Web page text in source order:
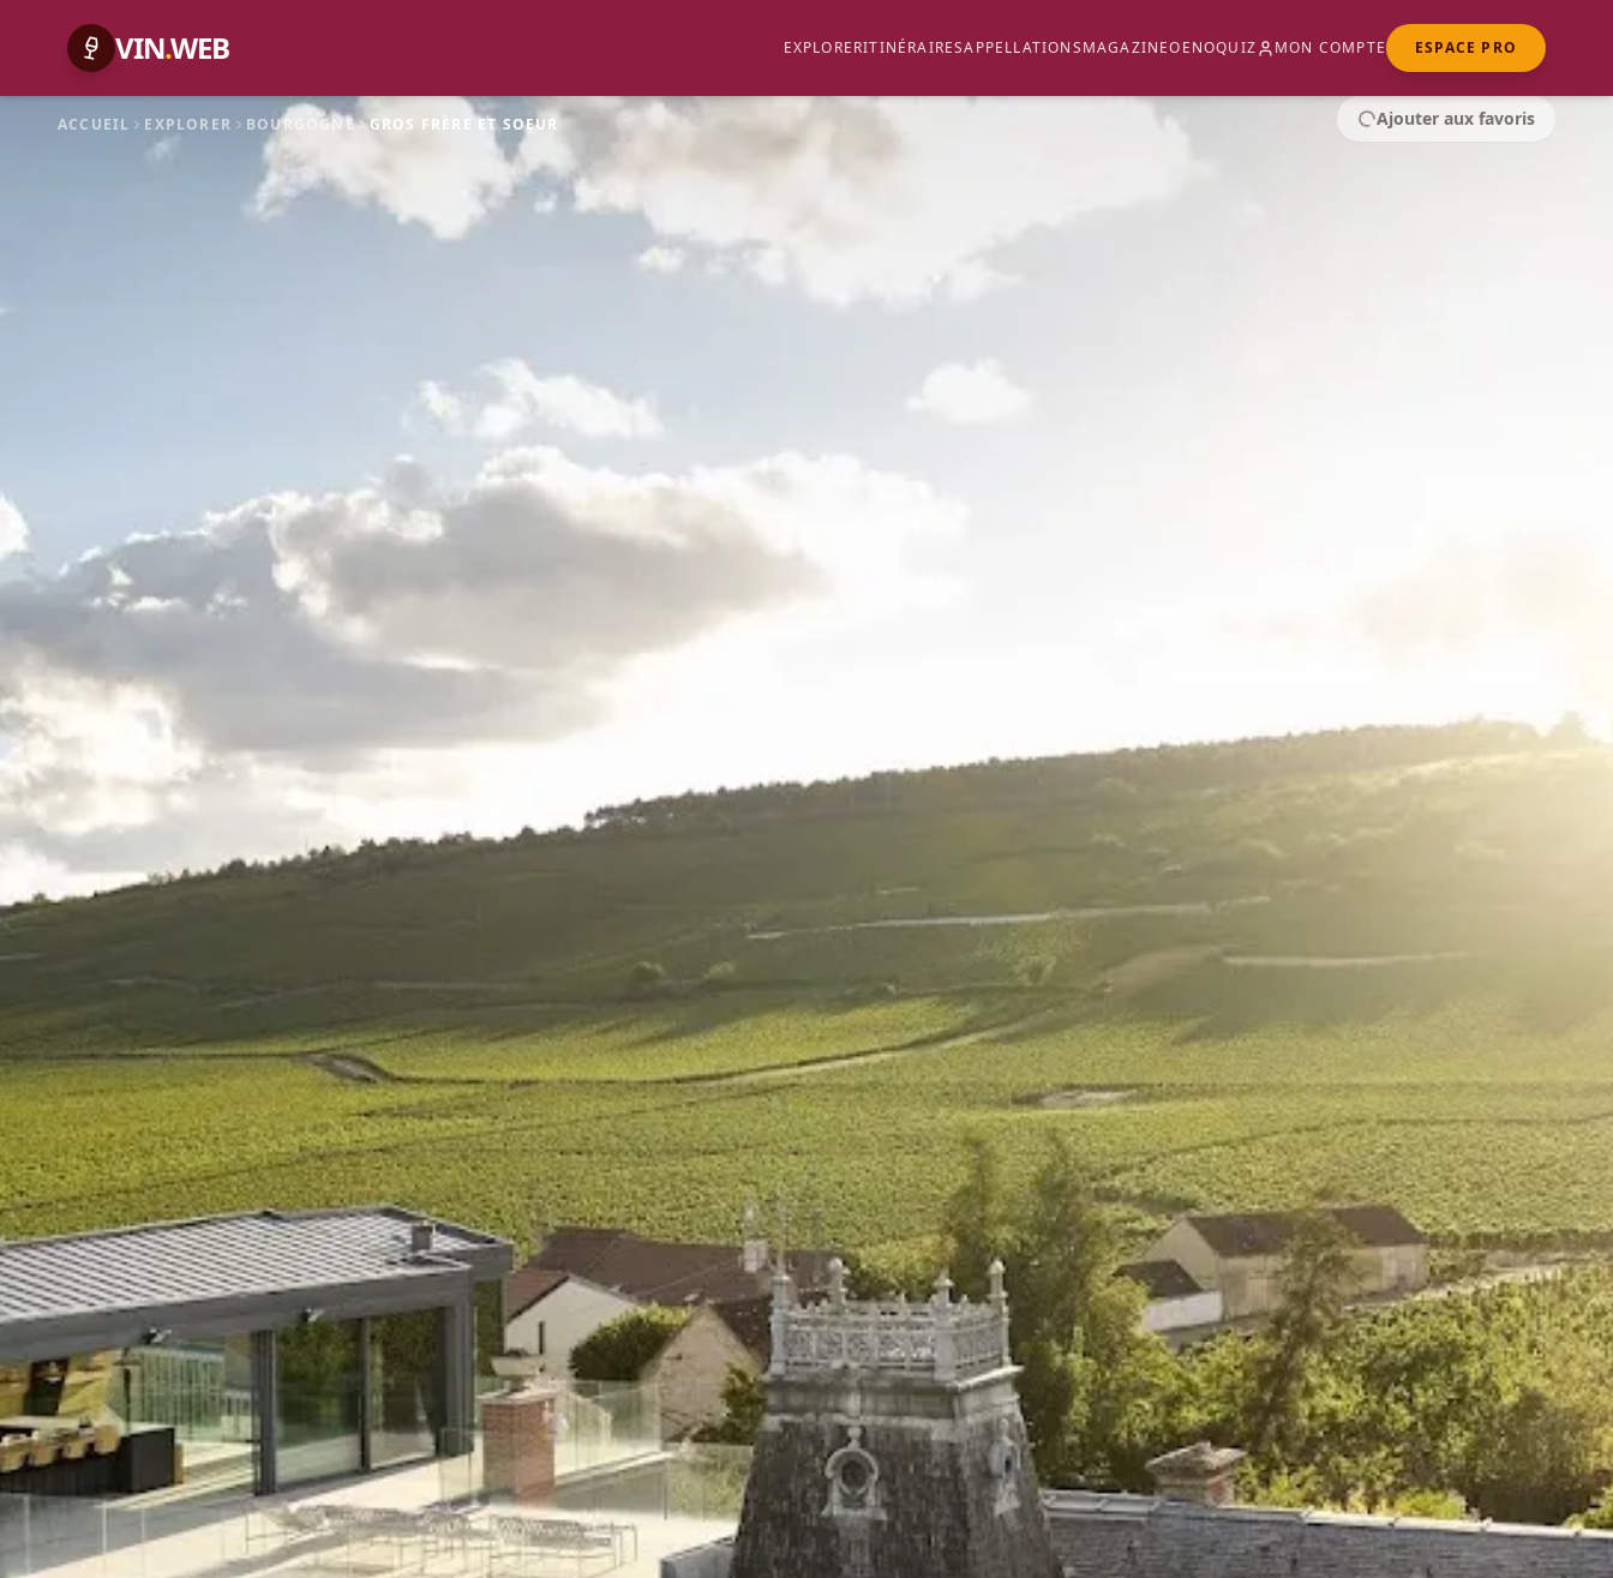
VIN.WEB EXPLORERITINÉRAIRESAPPELLATIONSMAGAZINEOENOQUIZ MON COMPTE ESPACE PRO
ACCUEIL EXPLORER BOURGOGNE GROS FRÈRE ET SOEUR Ajouter aux favoris